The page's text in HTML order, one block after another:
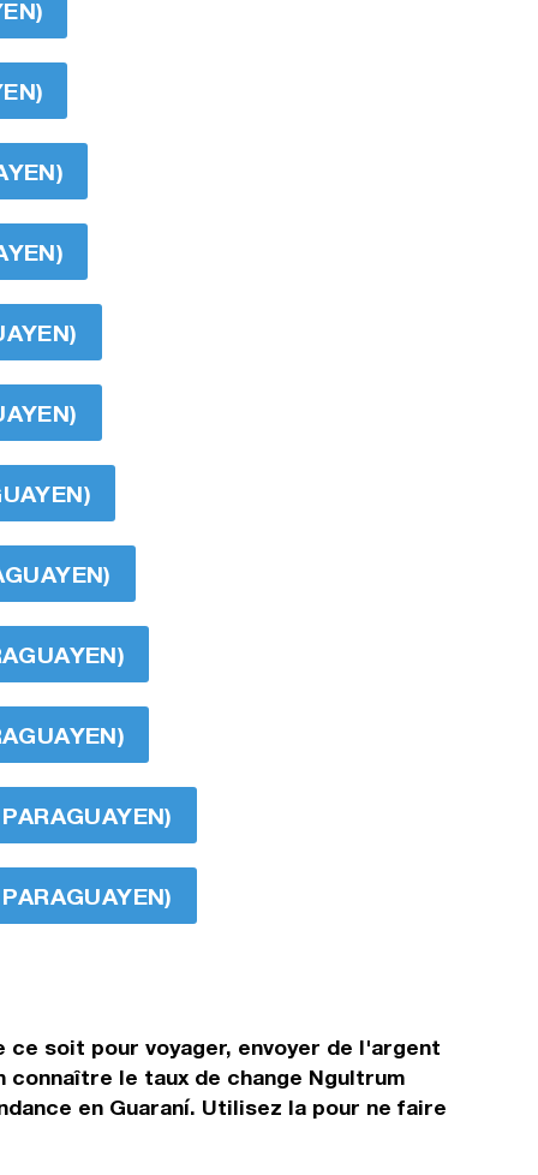
ce soit pour voyager, envoyer de l'argent
le taux de change Ngultrum
en Guaraní. Utilisez la pour ne faire